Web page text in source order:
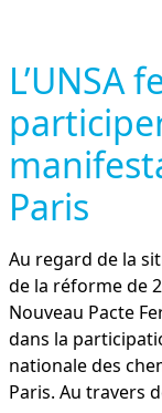
L’UNSA
Paris
Au regard de la
de la réforme de
Nouveau Pacte
dans la
nationale des
Paris. Au travers